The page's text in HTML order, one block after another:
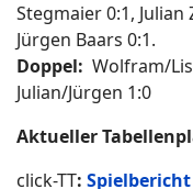
Stegmaier 0:1, Julian
Jürgen Baars 0:1.
Doppel: Wolfram/
Julian/Jürgen 1:0
Aktueller
click-TT: Spielbericht